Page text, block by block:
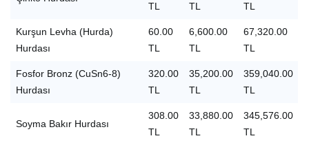
TL
TL
TL
Kurşun Levha (Hurda)
Hurdası
60.00
TL
6,600.00
TL
67,320.00
TL
Fosfor Bronz (CuSn6-8)
Hurdası
320.00
TL
35,200.00
TL
359,040.00
TL
Soyma Bakır Hurdası
308.00
TL
33,880.00
TL
345,576.00
TL